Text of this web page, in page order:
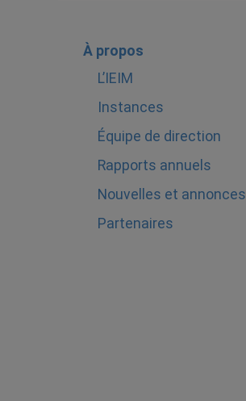
À propos
L’IEIM
Instances
Équipe de direction
Rapports annuels
Nouvelles et annonces
Partenaires